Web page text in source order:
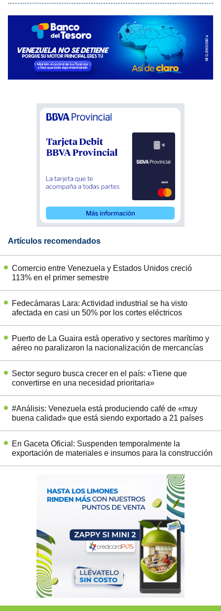
Artículos recomendados
Comercio entre Venezuela y Estados Unidos creció
113% en el primer semestre
Fedecámaras Lara: Actividad industrial se ha visto
afectada en casi un 50% por los cortes eléctricos
Puerto de La Guaira está operativo y sectores marítimo y
aéreo no paralizaron la nacionalización de mercancías
Sector seguro busca crecer en el país: «Tiene que
convertirse en una necesidad prioritaria»
#Análisis: Venezuela está produciendo café de «muy
buena calidad» que está siendo exportado a 21 países
En Gaceta Oficial: Suspenden temporalmente la
exportación de materiales e insumos para la construcción